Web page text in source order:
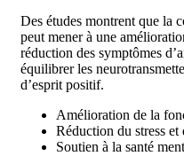
Des études montrent que la
peut mener à une
réduction des symptômes
équilibrer les
d’esprit positif.
Amélioration de la
Réduction du stress et
Soutien à la santé